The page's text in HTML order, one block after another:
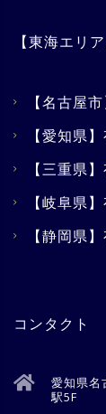
【東海エリ
【名古屋
【愛知県
【三重県
【岐阜県
【静岡県
コンタクト
愛知県名
駅5F